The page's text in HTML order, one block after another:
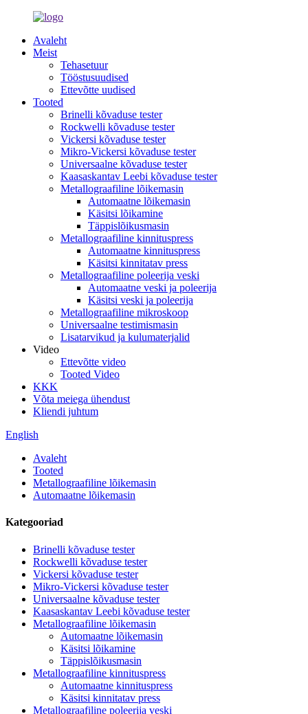
Avaleht
Meist
Tehasetuur
Tööstusuudised
Ettevõtte uudised
Tooted
Brinelli kõvaduse tester
Rockwelli kõvaduse tester
Vickersi kõvaduse tester
Mikro-Vickersi kõvaduse tester
Universaalne kõvaduse tester
Kaasaskantav Leebi kõvaduse tester
Metallograafiline lõikemasin
Automaatne lõikemasin
Käsitsi lõikamine
Täppislõikusmasin
Metallograafiline kinnituspress
Automaatne kinnituspress
Käsitsi kinnitatav press
Metallograafiline poleerija veski
Automaatne veski ja poleerija
Käsitsi veski ja poleerija
Metallograafiline mikroskoop
Universaalne testimismasin
Lisatarvikud ja kulumaterjalid
Video
Ettevõtte video
Tooted Video
KKK
Võta meiega ühendust
Kliendi juhtum
English
Avaleht
Tooted
Metallograafiline lõikemasin
Automaatne lõikemasin
Kategooriad
Brinelli kõvaduse tester
Rockwelli kõvaduse tester
Vickersi kõvaduse tester
Mikro-Vickersi kõvaduse tester
Universaalne kõvaduse tester
Kaasaskantav Leebi kõvaduse tester
Metallograafiline lõikemasin
Automaatne lõikemasin
Käsitsi lõikamine
Täppislõikusmasin
Metallograafiline kinnituspress
Automaatne kinnituspress
Käsitsi kinnitatav press
Metallograafiline poleerija veski